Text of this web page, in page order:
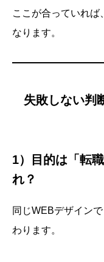
ここが合っていれば
なります。
失敗しない判
1）目的は「転
れ？
同じWEBデザイン
わります。